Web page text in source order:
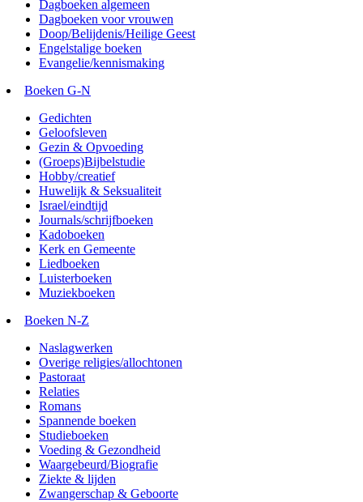
Dagboeken algemeen
Dagboeken voor vrouwen
Doop/Belijdenis/Heilige Geest
Engelstalige boeken
Evangelie/kennismaking
Boeken G-N
Gedichten
Geloofsleven
Gezin & Opvoeding
(Groeps)Bijbelstudie
Hobby/creatief
Huwelijk & Seksualiteit
Israel/eindtijd
Journals/schrijfboeken
Kadoboeken
Kerk en Gemeente
Liedboeken
Luisterboeken
Muziekboeken
Boeken N-Z
Naslagwerken
Overige religies/allochtonen
Pastoraat
Relaties
Romans
Spannende boeken
Studieboeken
Voeding & Gezondheid
Waargebeurd/Biografie
Ziekte & lijden
Zwangerschap & Geboorte